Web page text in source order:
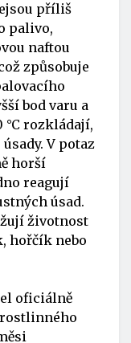
příliš
palivo,
naftou
způsobuje
bod varu a
°C rozkládají,
V potaz
horší
reagují
úsad.
životnost
hořčík nebo
oficiálně